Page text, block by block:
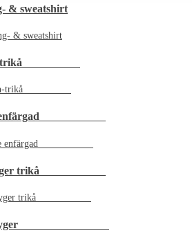
& sweatshirt
trikå⠀⠀⠀⠀⠀⠀⠀
enfärgad⠀⠀⠀⠀⠀⠀⠀⠀
trikå⠀⠀⠀⠀⠀⠀⠀⠀